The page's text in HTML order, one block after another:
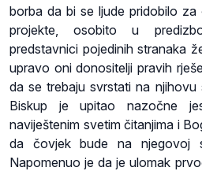
borba da bi se ljude pridobilo za
projekte, osobito u
predstavnici pojedinih stranaka
upravo oni donositelji pravih
da se trebaju svrstati na njihovu
Biskup je upitao nazočne
naviještenim svetim čitanjima i
da čovjek bude na njegovoj
Napomenuo je da je ulomak